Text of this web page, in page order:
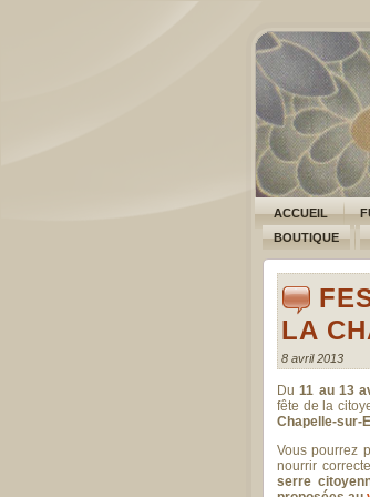
ACCUEIL
BOUTIQUE
LA
8 avril 2013
Du11 au 13
fête de la
Chapelle-sur-
Vous pourrez
nourrir
serre